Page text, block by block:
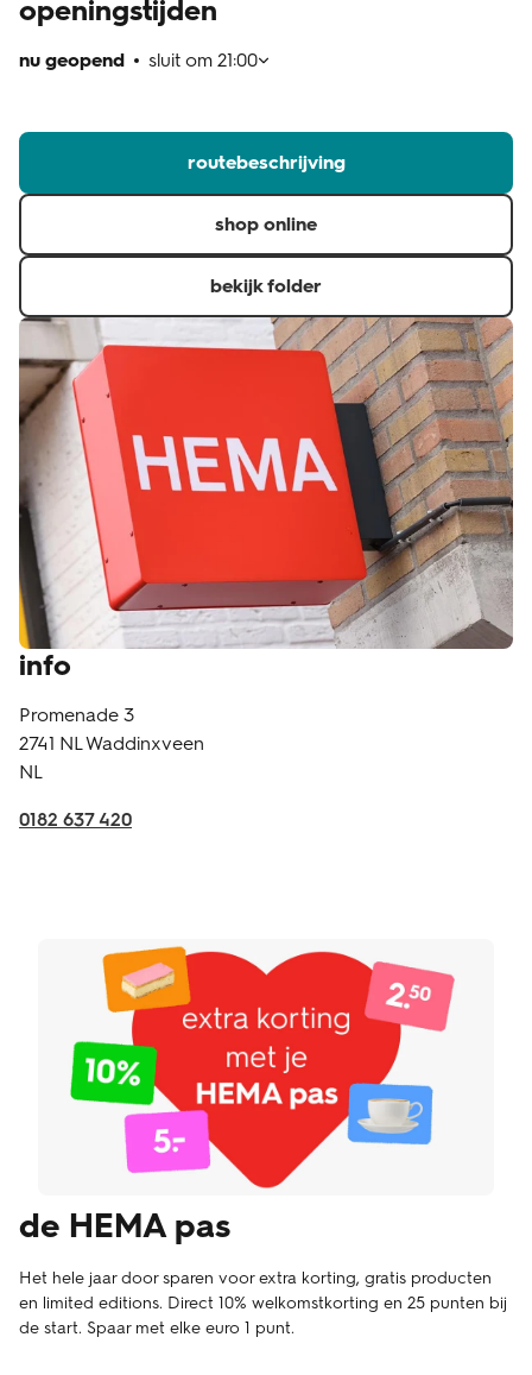
openingstijden
nu geopend sluit om 21:00
routebeschrijving
shop online
bekijk folder
info
Promenade 3
2741 NLWaddinxveen
NL
0182 637 420
de HEMA pas
Het hele jaar door sparen voor extra korting, gratis producten
en limited editions. Direct 10% welkomstkorting en 25 punten bij
de start. Spaar met elke euro 1 punt.